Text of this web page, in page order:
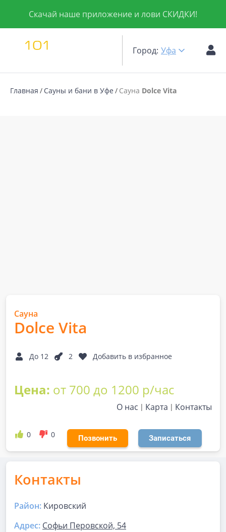
Скачай наше приложение и лови СКИДКИ!
Город: Уфа
Главная Сауны и бани в Уфе Сауна Dolce Vita
Сауна
Dolce Vita
До 12 2 Добавить в избранное
Цена: от 700 до 1200 р/час
О нас Карта Контакты
0 0 Позвонить Записаться
Контакты
Район: Кировский
Адрес: Софьи Перовской, 54